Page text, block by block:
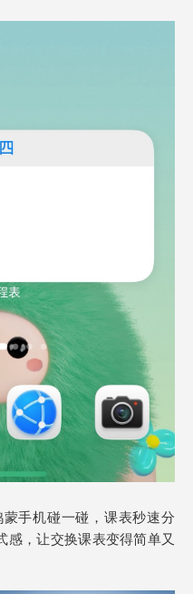
蒙手机碰一碰，课表秒速分
感，让交换课表变得简单又